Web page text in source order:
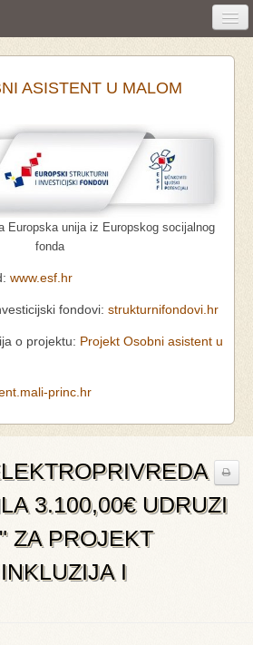
ASISTENT U MALOM
Europska unija iz Europskog socijalnog
fonda
www.esf.hr
fondovi: strukturnifondovi.hr
o projektu: Projekt Osobni asistent u
princ.hr
3.100,00€ UDRUZI
ZA PROJEKT
I